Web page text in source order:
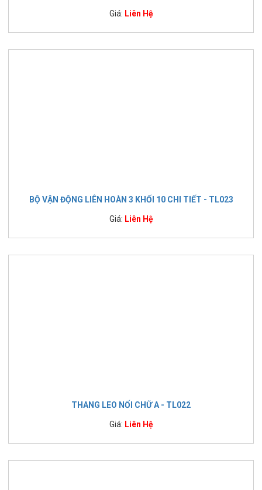
Giá: Liên Hệ
BỘ VẬN ĐỘNG LIÊN HOÀN 3 KHỐI 10 CHI TIẾT - TL023
Giá: Liên Hệ
THANG LEO NỐI CHỮ A - TL022
Giá: Liên Hệ